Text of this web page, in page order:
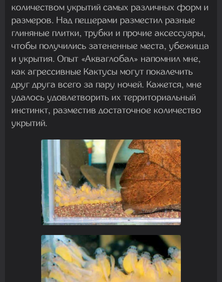
количеством укрытий самых различных форм и
размеров. Над пещерами разместил разные
глиняные плитки, трубки и прочие аксессуары,
чтобы получились затененные места, убежища
и укрытия. Опыт «Акваглобал» напомнил мне,
как агрессивные Кактусы могут покалечить
друг друга всего за пару ночей. Кажется, мне
удалось удовлетворить их территориальный
инстинкт, разместив достаточное количество
укрытий.